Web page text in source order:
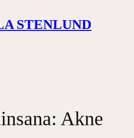
STENLUND
Akne